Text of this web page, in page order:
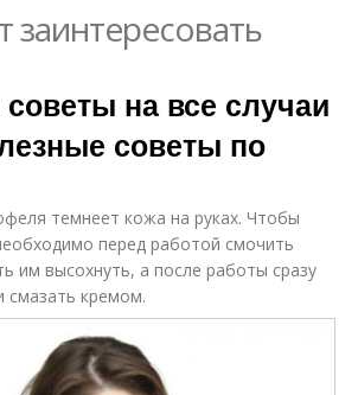
заинтересовать
на все случаи
советы по
темнеет кожа на руках. Чтобы
перед работой смочить
им высохнуть, а после работы сразу
кремом.